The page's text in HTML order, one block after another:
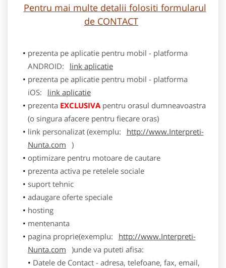
Pentru mai multe detalii folositi formularul
de CONTACT
prezenta pe aplicatie pentru mobil - platforma
ANDROID:
link aplicatie
prezenta pe aplicatie pentru mobil - platforma
iOS:
link aplicatie
prezenta EXCLUSIVApentru orasul dumneavoastra
(o singura afacere pentru fiecare oras)
link personalizat (exemplu:
http://www.Interpreti-
Nunta.com )
optimizare pentru motoare de cautare
prezenta activa pe retelele sociale
suport tehnic
adaugare oferte speciale
hosting
mentenanta
pagina proprie(exemplu:
http://www.Interpreti-
Nunta.com )unde va puteti afisa:
Datele de Contact - adresa, telefoane, fax, email,